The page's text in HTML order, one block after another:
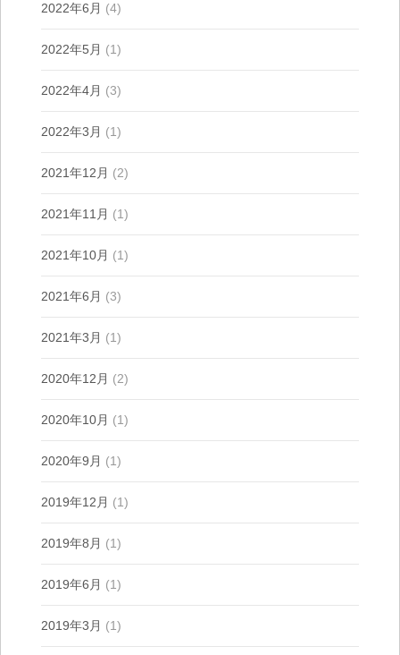
2022年6月 (4)
2022年5月 (1)
2022年4月 (3)
2022年3月 (1)
2021年12月 (2)
2021年11月 (1)
2021年10月 (1)
2021年6月 (3)
2021年3月 (1)
2020年12月 (2)
2020年10月 (1)
2020年9月 (1)
2019年12月 (1)
2019年8月 (1)
2019年6月 (1)
2019年3月 (1)